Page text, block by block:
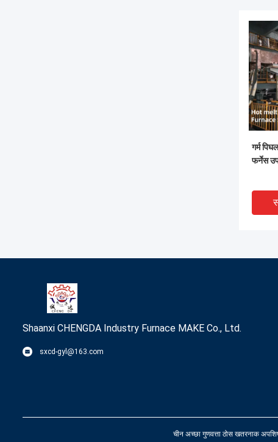
गर्म
फर्नेस
Shaanxi CHENGDA Industry Furnace MAKE Co., Ltd.
sxcd-gyl@163.com
चीन अच्छा गुणवत्ता ठोस खतरनाक